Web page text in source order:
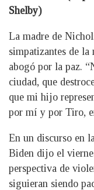
Shelby)
La madre de
simpatizantes de
abogó por la paz.
ciudad, que
que mi hijo
por mí y por Tiro,
En un discurso en
Biden dijo el
perspectiva de
siguieran siendo